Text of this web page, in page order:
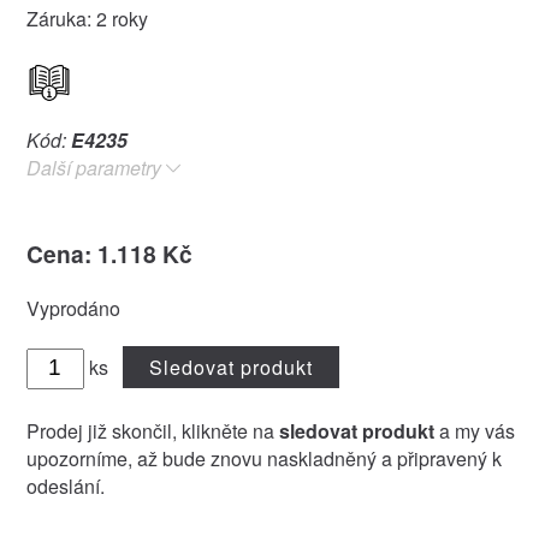
Záruka: 2 roky
Kód:E4235
Další parametry
Cena: 1.118 Kč
Vyprodáno
ks Sledovat produkt
Prodej již skončil, klikněte nasledovat produkta my vás
upozorníme, až bude znovu naskladněný a připravený k
odeslání.